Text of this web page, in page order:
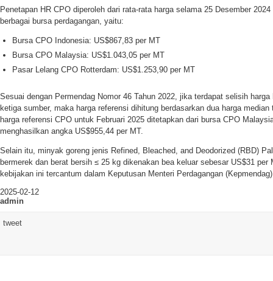
Penetapan HR CPO diperoleh dari rata-rata harga selama 25 Desember
berbagai bursa perdagangan, yaitu:
Bursa CPO Indonesia: US$867,83 per MT
Bursa CPO Malaysia: US$1.043,05 per MT
Pasar Lelang CPO Rotterdam: US$1.253,90 per MT
Sesuai dengan Permendag Nomor 46 Tahun 2022, jika terdapat selisih
ketiga sumber, maka harga referensi dihitung berdasarkan dua harga
harga referensi CPO untuk Februari 2025 ditetapkan dari bursa CPO
menghasilkan angka US$955,44 per MT.
Selain itu, minyak goreng jenis Refined, Bleached, and Deodorized (RBD)
bermerek dan berat bersih ≤ 25 kg dikenakan bea keluar sebesar US$31 per
kebijakan ini tercantum dalam Keputusan Menteri Perdagangan
2025-02-12
admin
tweet